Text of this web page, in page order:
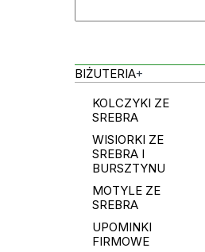
BIŻUTERIA+
KOLCZYKI ZE
SREBRA
WISIORKI ZE
SREBRA I
BURSZTYNU
MOTYLE ZE
SREBRA
UPOMINKI
FIRMOWE